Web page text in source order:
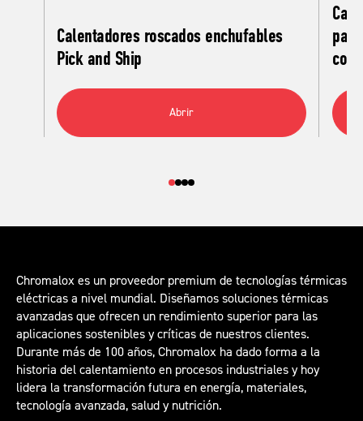
Calentadores roscados enchufables
Pick and Ship
Abrir
Chromalox es un proveedor premium de tecnologías térmicas
eléctricas a nivel mundial. Diseñamos soluciones térmicas
avanzadas que ofrecen un rendimiento superior para las
aplicaciones sostenibles y críticas de nuestros clientes.
Durante más de 100 años, Chromalox ha dado forma a la
historia del calentamiento en procesos industriales y hoy
lidera la transformación futura en energía, materiales,
tecnología avanzada, salud y nutrición.